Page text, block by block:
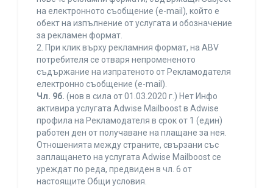
на електронното съобщение (e-mail), който е
обект на изпълнение от услугата и обозначение
за рекламен формат.
2. При клик върху рекламния формат, на ABV
потребителя се отваря непромененото
съдържание на изпратеното от Рекламодателя
електронно съобщение (e-mail).
Чл. 9б. (нов в сила от 01.03.2020 г.) Нет Инфо
активира услугата Adwise Mailboost в Adwise
профила на Рекламодателя в срок от 1 (един)
работен ден от получаване на плащане за нея.
Отношенията между страните, свързани със
заплащането на услугата Adwise Mailboost се
уреждат по реда, предвиден в чл. 6 от
настоящите Общи условия.